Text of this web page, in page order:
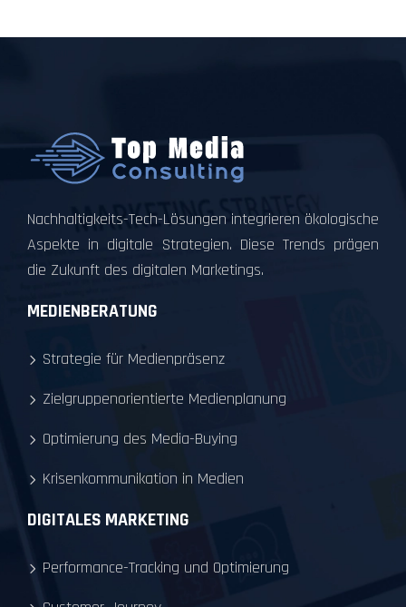
Nachhaltigkeits-Tech-Lösungen integrieren ökologische
Aspekte in digitale Strategien. Diese Trends prägen
die Zukunft des digitalen Marketings.
MEDIENBERATUNG
Strategie für Medienpräsenz
Zielgruppenorientierte Medienplanung
Optimierung des Media-Buying
Krisenkommunikation in Medien
DIGITALES MARKETING
Performance-Tracking und Optimierung